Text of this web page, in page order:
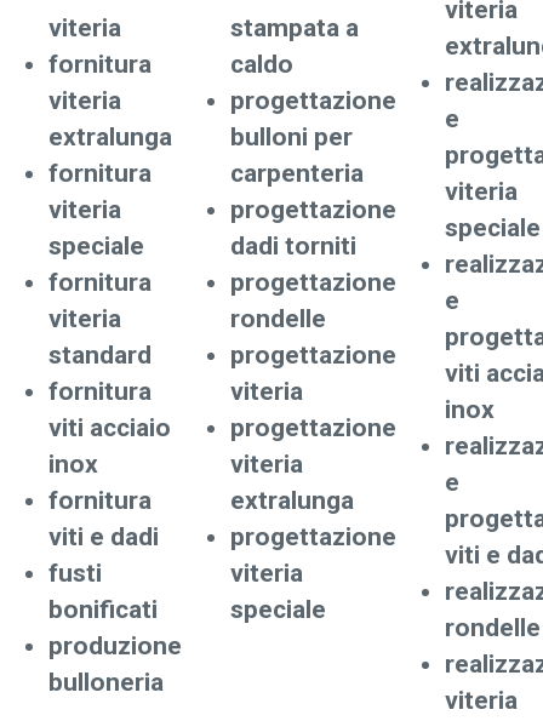
viteria
fornitura
viteria
extralunga
fornitura
viteria
speciale
fornitura
viteria
standard
fornitura
viti acciaio
inox
fornitura
viti e dadi
fusti
bonificati
produzione
bulloneria
stampata a
caldo
progettazione
bulloni per
carpenteria
progettazione
dadi torniti
progettazione
rondelle
progettazione
viteria
progettazione
viteria
extralunga
progettazione
viteria
speciale
viteria
e
viteria
speciale
e
viti
inox
e
viti e
rondelle
viteria